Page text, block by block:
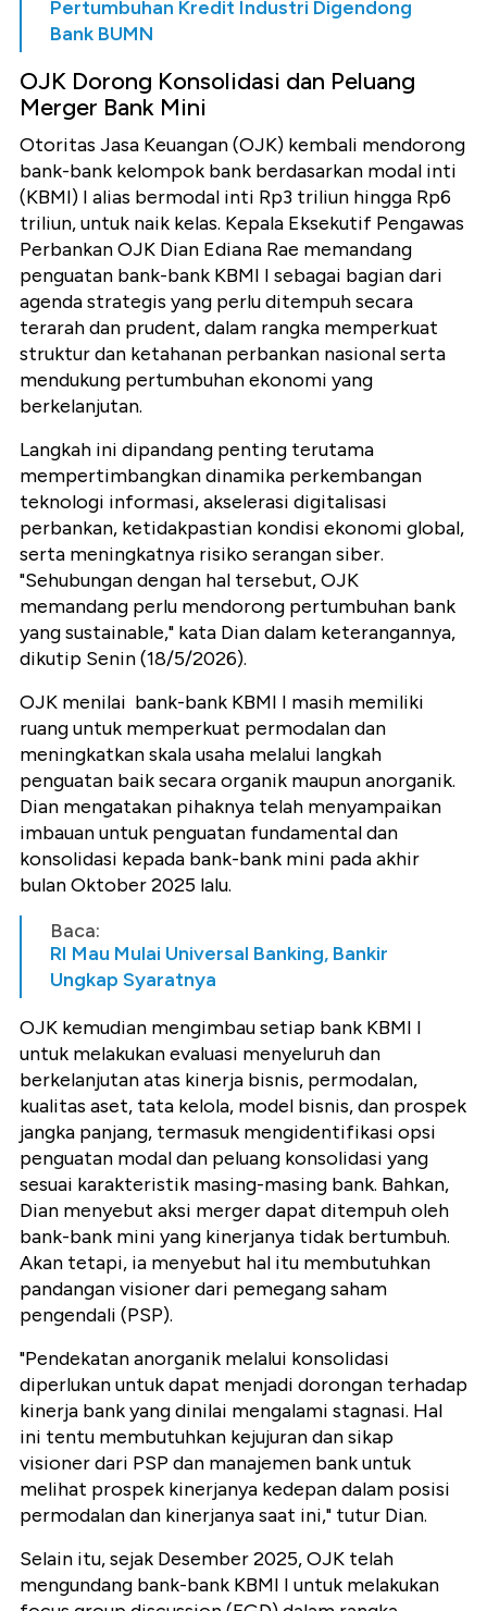
Pertumbuhan Kredit Industri Digendong
Bank BUMN
OJK Dorong Konsolidasi dan Peluang
Merger Bank Mini
Otoritas Jasa Keuangan (OJK) kembali mendorong
bank-bank kelompok bank berdasarkan modal inti
(KBMI) I alias bermodal inti Rp3 triliun hingga Rp6
triliun, untuk naik kelas. Kepala Eksekutif Pengawas
Perbankan OJK Dian Ediana Rae memandang
penguatan bank-bank KBMI I sebagai bagian dari
agenda strategis yang perlu ditempuh secara
terarah dan prudent, dalam rangka memperkuat
struktur dan ketahanan perbankan nasional serta
mendukung pertumbuhan ekonomi yang
berkelanjutan.
Langkah ini dipandang penting terutama
mempertimbangkan dinamika perkembangan
teknologi informasi, akselerasi digitalisasi
perbankan, ketidakpastian kondisi ekonomi global,
serta meningkatnya risiko serangan siber.
"Sehubungan dengan hal tersebut, OJK
memandang perlu mendorong pertumbuhan bank
yang sustainable," kata Dian dalam keterangannya,
dikutip Senin (18/5/2026).
OJK menilai bank-bank KBMI I masih memiliki
ruang untuk memperkuat permodalan dan
meningkatkan skala usaha melalui langkah
penguatan baik secara organik maupun anorganik.
Dian mengatakan pihaknya telah menyampaikan
imbauan untuk penguatan fundamental dan
konsolidasi kepada bank-bank mini pada akhir
bulan Oktober 2025 lalu.
Baca:
RI Mau Mulai Universal Banking, Bankir
Ungkap Syaratnya
OJK kemudian mengimbau setiap bank KBMI I
untuk melakukan evaluasi menyeluruh dan
berkelanjutan atas kinerja bisnis, permodalan,
kualitas aset, tata kelola, model bisnis, dan prospek
jangka panjang, termasuk mengidentifikasi opsi
penguatan modal dan peluang konsolidasi yang
sesuai karakteristik masing-masing bank. Bahkan,
Dian menyebut aksi merger dapat ditempuh oleh
bank-bank mini yang kinerjanya tidak bertumbuh.
Akan tetapi, ia menyebut hal itu membutuhkan
pandangan visioner dari pemegang saham
pengendali (PSP).
"Pendekatan anorganik melalui konsolidasi
diperlukan untuk dapat menjadi dorongan terhadap
kinerja bank yang dinilai mengalami stagnasi. Hal
ini tentu membutuhkan kejujuran dan sikap
visioner dari PSP dan manajemen bank untuk
melihat prospek kinerjanya kedepan dalam posisi
permodalan dan kinerjanya saat ini," tutur Dian.
Selain itu, sejak Desember 2025, OJK telah
mengundang bank-bank KBMI I untuk melakukan